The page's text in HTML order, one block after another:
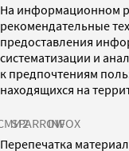
На информационном
рекомендательные
предоставления
систематизации и
к предпочтениям
находящихся на
SPARROWINFOX
Перепечатка